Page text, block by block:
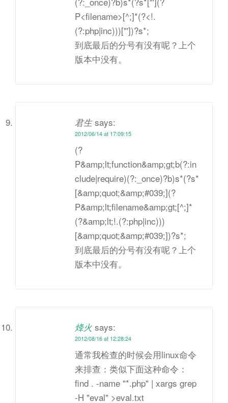
P<filename>[^;]*(?<!.
(?:php|inc)))["'])?s*;
到底最后的分号有没有呢？上个
版本中没有。
君生 says:
2012/06/14 at 17:09:15
(?
P&amp;lt;function&amp;gt;b(?:in
clude|require)(?:_once)?b)s*(?s*
[&amp;quot;&amp;#039;](?
P&amp;lt;filename&amp;gt;[^;]*
(?&amp;lt;!.(?:php|inc)))
[&amp;quot;&amp;#039;])?s*;
到底最后的分号有没有呢？上个
版本中没有。
烽火 says:
2012/08/16 at 12:28:24
通常我检查的时候会用linux命令
来排查：类似下面这种命令：
find . -name "*.php" | xargs grep
-H "eval" >eval.txt